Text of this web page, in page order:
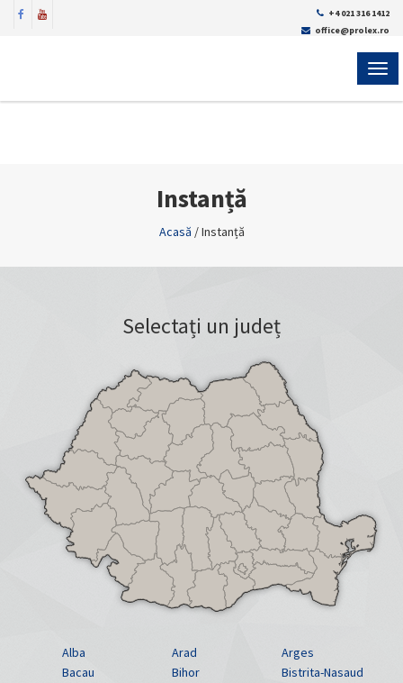
+4 021 316 1412
office@prolex.ro
Instanță
Acasă /Instanță
Selectați un județ
Alba Arad
Arges
Bacau
Bihor
Bistrita-Nasaud